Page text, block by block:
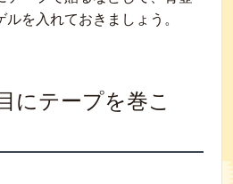
ルを入れておきましょう。
にテープを巻こ